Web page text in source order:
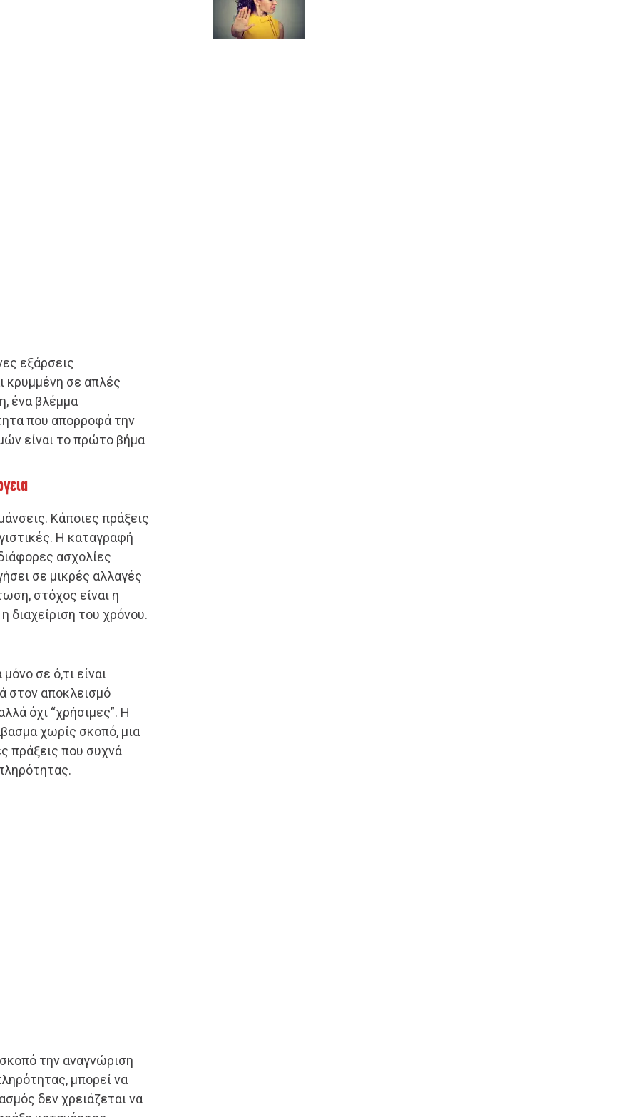
εξάρσεις
κρυμμένη σε απλές
ένα βλέμμα
που απορροφά την
είναι το πρώτο βήμα
Κάποιες πράξεις
Η καταγραφή
ασχολίες
σε μικρές αλλαγές
στόχος είναι η
διαχείριση του χρόνου.
σε ό,τι είναι
στον αποκλεισμό
όχι “χρήσιμες”. Η
χωρίς σκοπό, μια
πράξεις που συχνά
την αναγνώριση
μπορεί να
δεν χρειάζεται να